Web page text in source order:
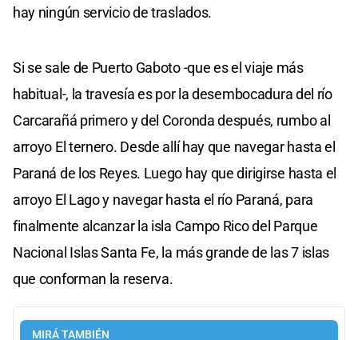
hay ningún servicio de traslados.
Si se sale de Puerto Gaboto -que es el viaje más
habitual-, la travesía es por la desembocadura del río
Carcarañá primero y del Coronda después, rumbo al
arroyo El ternero. Desde allí hay que navegar hasta el
Paraná de los Reyes. Luego hay que dirigirse hasta el
arroyo El Lago y navegar hasta el río Paraná, para
finalmente alcanzar la isla Campo Rico del Parque
Nacional Islas Santa Fe, la más grande de las 7 islas
que conforman la reserva.
MIRÁ TAMBIÉN